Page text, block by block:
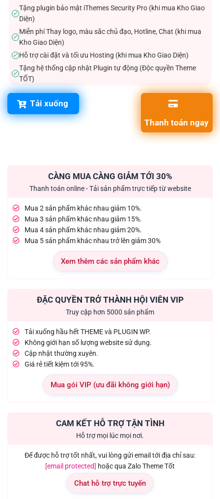
✓
Tặng plugin bảo mật iThemes Security Pro (khi mua Kho Giao
Diện)
✓
Miễn phí Thay logo, màu sắc chủ đạo, Hotline, Chat (khi mua
Kho Giao Diện)
✓Hỗ trợ cài đặt và tối ưu Hosting (khi mua Kho Giao Diện)
✓
Tặng hệ thống cập nhật Plugin tự động (Độc quyền Theme
TỐT)
Tải xuống
Thanh toán ngay
CÀNG MUA CÀNG GIẢM TỚI 30%
Thanh toán online - Tải sản phẩm trực tiếp từ website
Mua 2 sản phẩm khác nhau giảm 10%.
Mua 3 sản phẩm khác nhau giảm 15%.
Mua 4 sản phẩm khác nhau giảm 20%.
Mua 5 sản phẩm khác nhau trở lên giảm 30%
Xem thêm các sản phẩm khác
ĐẶC QUYỀN TRỞ THÀNH HỘI VIÊN VIP
Truy cập hơn 5000 sản phẩm
Tải xuống hầu hết THEME và PLUGIN WP.
Không giới hạn số lượng website sử dụng.
Cập nhật thường xuyên.
Giá rẻ tiết kiệm tới 95%.
Mua gói VIP (ưu đãi không giới hạn)
CAM KẾT HỖ TRỢ TẬN TÌNH
Hỗ trợ mọi lúc mọi nơi.
Để được hỗ trợ tốt nhất, vui lòng gửi email tới địa chỉ sau:
[email protected] hoặc qua Zalo Theme Tốt
Chat hỗ trợ trực tuyến